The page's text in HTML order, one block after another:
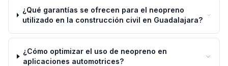
¿Qué garantías se ofrecen para el neopreno
utilizado en la construcción civil en Guadalajara?
¿Cómo optimizar el uso de neopreno en
aplicaciones automotrices?